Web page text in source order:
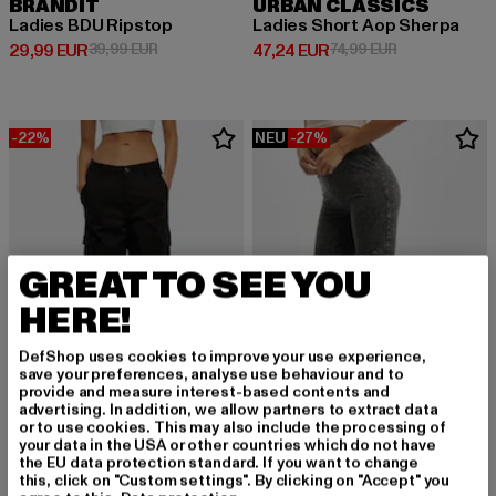
BRANDIT
Ladies BDU Ripstop
29,99 EUR
Derzeitiger Preis: 29,99 EUR
39,99 EURAktionspreis: 39,99 EUR
URBAN CLASSICS
Ladies Short Aop Sherpa
47,24 EUR
Derzeitiger Preis: 47,24 EUR
74,99 EURAktionspreis:
-22%
URBAN CLASSICS
High Waist Wide Leg Twill
Derzeitiger Preis: 46,79 EUR
59,99 EURAktionspreis: 59,99 EUR
NEU -27%
URBAN CLASSICS
Denim Jersey
Derzeitiger Preis: 21,89 EUR
29,99 EURAktionspreis:
GREAT TO SEE YOU
HERE!
DefShop uses cookies to improve your use experience,
save your preferences, analyse use behaviour and to
provide and measure interest-based contents and
advertising. In addition, we allow partners to extract data
or to use cookies. This may also include the processing of
your data in the USA or other countries which do not have
the EU data protection standard. If you want to change
this, click on "Custom settings". By clicking on "Accept" you